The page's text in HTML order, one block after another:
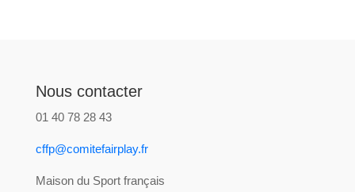
Nous contacter
01 40 78 28 43
cffp@comitefairplay.fr
Maison du Sport français